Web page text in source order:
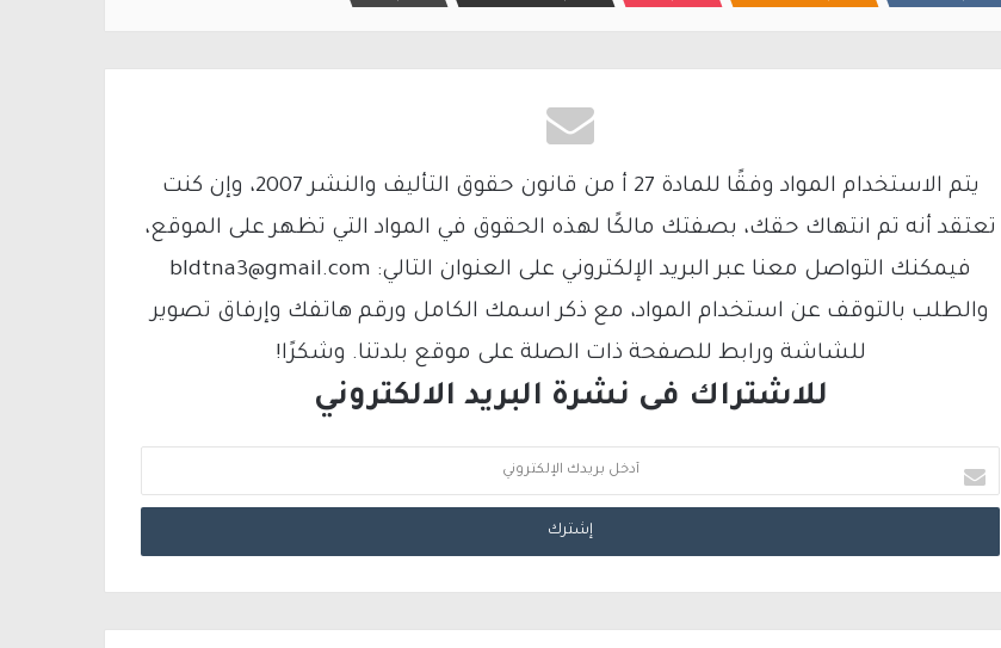
يتم الاستخدام المواد وفقًا للمادة 27 أ من قانون حقوق التأليف والنشر 2007، وإن كنت
تعتقد أنه تم انتهاك حقك، بصفتك مالكًا لهذه الحقوق في المواد التي تظهر على الموقع،
فيمكنك التواصل معنا عبر البريد الإلكتروني على العنوان التالي: bldtna3@gmail.com
والطلب بالتوقف عن استخدام المواد، مع ذكر اسمك الكامل ورقم هاتفك وإرفاق تصوير
للشاشة ورابط للصفحة ذات الصلة على موقع بلدتنا. وشكرًا!
للاشتراك فى نشرة البريد الالكتروني
د
خ
ل
ب